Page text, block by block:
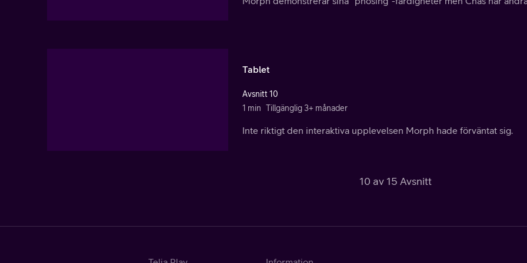
Tablet
Avsnitt 10
1 min Tillgänglig 3+ månader
Inte riktigt den interaktiva upplevelsen Morph hade förväntat sig.
10 av 15 Avsnitt